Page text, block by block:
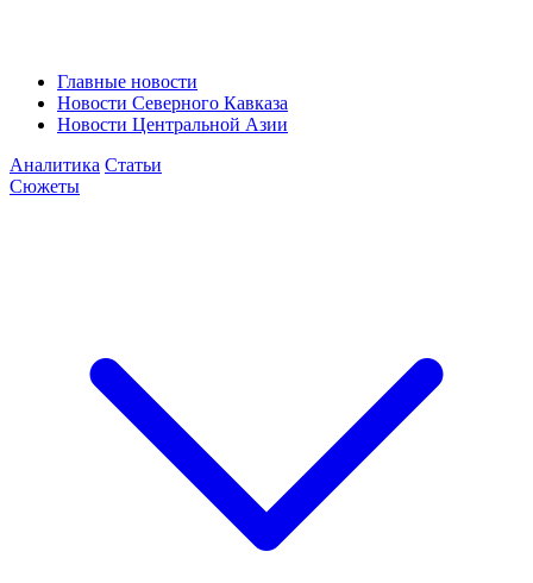
Главные новости
Новости Северного Кавказа
Новости Центральной Азии
Аналитика Статьи
Сюжеты